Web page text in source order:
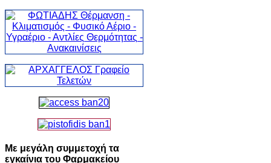
Με μεγάλη συμμετοχή τα
εγκαίνια του Φαρμακείου